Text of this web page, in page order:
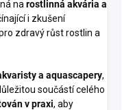
na rostlinná akvária a
i zkušení
zdravý růst rostlin a
a aquascapery,
součástí celého
v praxi, aby